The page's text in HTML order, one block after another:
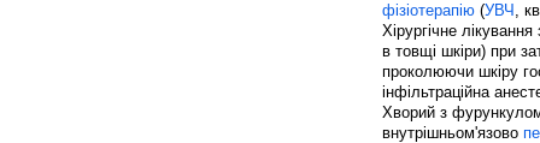
фізіотерапію (УВЧ ,
Хірургічне
в товщі шкіри) при
проколюючи шкіру
інфільтраційна
Хворий з фурункулом
внутрішньом'язово